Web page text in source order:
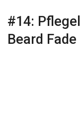
#14:
Beard Fade